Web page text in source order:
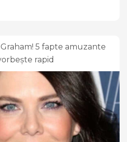
5 fapte amuzante
rapid